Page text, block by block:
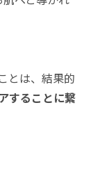
とは、結果的
することに繋